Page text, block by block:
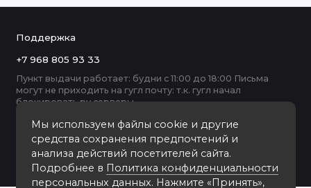
Мы используем файлы cookie и другие
средства сохранения предпочтений и
анализа действий посетителей сайта.
Подробнее в Политика конфиденциальности
персональных данных. Нажмите «Принять»,
Поддержка
+7 968 805 93 33
Пункт выдачи работает: будни с 11:00 до 18:00 Письма
могут не приходить на гугл почту: т.к. гугл начал
блокировать ру серверы